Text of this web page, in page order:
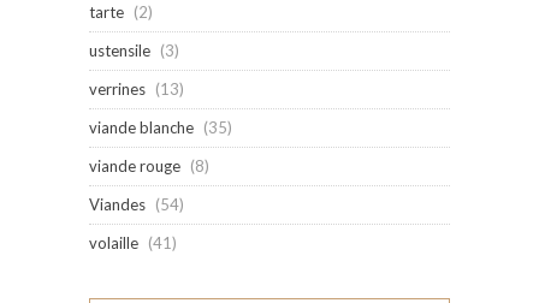
tarte (2)
ustensile (3)
verrines (13)
viande blanche (35)
viande rouge (8)
Viandes (54)
volaille (41)